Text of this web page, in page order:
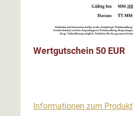
Wertgutschein 50 EUR
Informationen zum Produkt